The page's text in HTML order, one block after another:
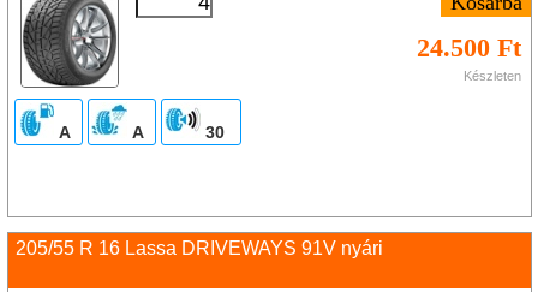
24.500 Ft
Készleten
A A 30
205/55 R 16 Lassa DRIVEWAYS 91V nyári